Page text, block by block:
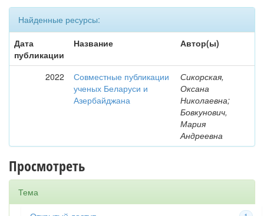
Найденные ресурсы:
Дата
публикации
Название Автор(ы)
2022
Совместные публикации
ученых Беларуси и
Азербайджана
Сикорская,
Оксана
Николаевна;
Бовкунович,
Мария
Андреевна
Просмотреть
Тема